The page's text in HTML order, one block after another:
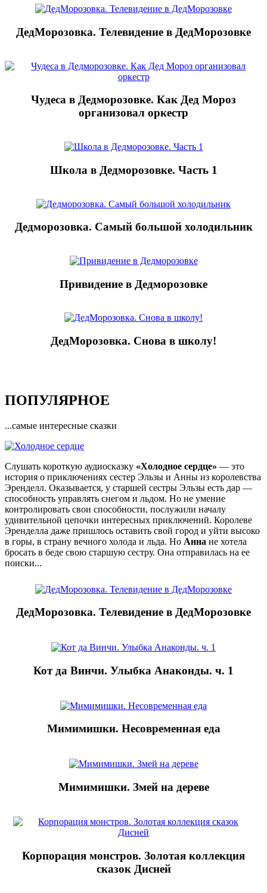
ДедМорозовка. Телевидение в ДедМорозовке
Чудеса в Дедморозовке. Как Дед Мороз
организовал оркестр
Школа в Дедморозовке. Часть 1
Дедморозовка. Самый большой холодильник
Привидение в Дедморозовке
ДедМорозовка. Снова в школу!
ПОПУЛЯРНОЕ
...самые интересные сказки
Слушать короткую аудиосказку «Холодное сердце» — это
история о приключениях сестер Эльзы и Анны из королевства
Эренделл. Оказывается, у старшей сестры Эльзы есть дар —
способность управлять снегом и льдом. Но не умение
контролировать свои способности, послужили началу
удивительной цепочки интересных приключений. Королеве
Эренделла даже пришлось оставить свой город и уйти высоко
в горы, в страну вечного холода и льда. Но Анна не хотела
бросать в беде свою старшую сестру. Она отправилась на ее
поиски...
ДедМорозовка. Телевидение в ДедМорозовке
Кот да Винчи. Улыбка Анаконды. ч. 1
Мимимишки. Несовременная еда
Мимимишки. Змей на дереве
Корпорация монстров. Золотая коллекция
сказок Дисней